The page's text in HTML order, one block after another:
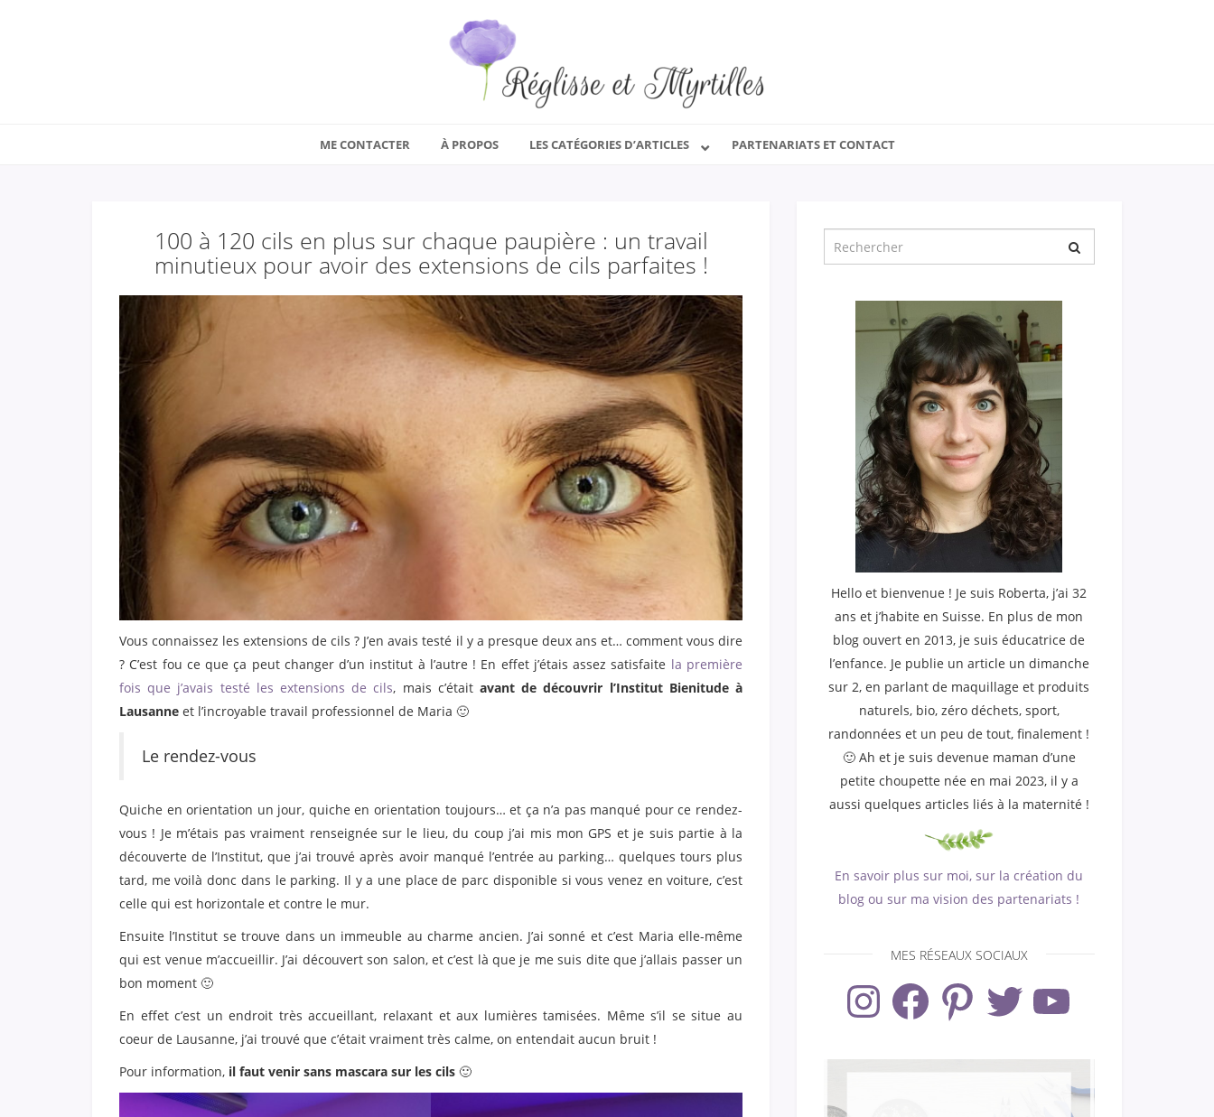
ME CONTACTER À PROPOS LES CATÉGORIES D’ARTICLES PARTENARIATS ET CONTACT
100 à 120 cils en plus sur chaque paupière : un travail
minutieux pour avoir des extensions de cils parfaites !
Vous connaissez les extensions de cils ? J’en avais testé il y a presque deux ans et… comment vous dire
? C’est fou ce que ça peut changer d’un institut à l’autre ! En effet j’étais assez satisfaite la première
fois que j’avais testé les extensions de cils, mais c’étaitavant de découvrir l’Institut Bienitude à
Lausanne et l’incroyable travail professionnel de Maria 🙂
Le rendez-vous
Quiche en orientation un jour, quiche en orientation toujours… et ça n’a pas manqué pour ce rendez-
vous ! Je m’étais pas vraiment renseignée sur le lieu, du coup j’ai mis mon GPS et je suis partie à la
découverte de l’Institut, que j’ai trouvé après avoir manqué l’entrée au parking… quelques tours plus
tard, me voilà donc dans le parking. Il y a une place de parc disponible si vous venez en voiture, c’est
celle qui est horizontale et contre le mur.
Ensuite l’Institut se trouve dans un immeuble au charme ancien. J’ai sonné et c’est Maria elle-même
qui est venue m’accueillir. J’ai découvert son salon, et c’est là que je me suis dite que j’allais passer un
bon moment 🙂
En effet c’est un endroit très accueillant, relaxant et aux lumières tamisées. Même s’il se situe au
coeur de Lausanne, j’ai trouvé que c’était vraiment très calme, on entendait aucun bruit !
Pour information, il faut venir sans mascara sur les cils 🙂
pour
:
Hello et bienvenue ! Je suis Roberta, j’ai 32
ans et j’habite en Suisse. En plus de mon
blog ouvert en 2013, je suis éducatrice de
l’enfance. Je publie un article un dimanche
sur 2, en parlant de maquillage et produits
naturels, bio, zéro déchets, sport,
randonnées et un peu de tout, finalement !
🙂 Ah et je suis devenue maman d’une
petite choupette née en mai 2023, il y a
aussi quelques articles liés à la maternité !
En savoir plus sur moi, sur la création du
blog ou sur ma vision des partenariats !
MES RÉSEAUX SOCIAUX
InstagramFacebook PinterestTwitter YouTube